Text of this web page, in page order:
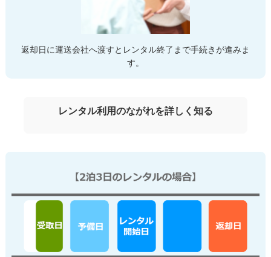
返却日に運送会社へ渡すとレンタル終了まで手続きが進みま
す。
レンタル利用のながれを詳しく知る